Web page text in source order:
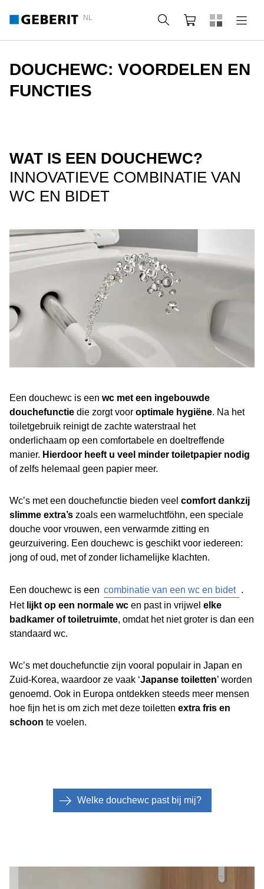
NL Zoeken Webshop
DOUCHEWC: VOORDELEN EN
FUNCTIES
WAT IS EEN DOUCHEWC?
INNOVATIEVE COMBINATIE VAN
WC EN BIDET
Een douchewc is een wc met een ingebouwde
douchefunctie die zorgt voor optimale hygiëne. Na het
toiletgebruik reinigt de zachte waterstraal het
onderlichaam op een comfortabele en doeltreffende
manier. Hierdoor heeft u veel minder toiletpapier nodig
of zelfs helemaal geen papier meer.
Wc’s met een douchefunctie bieden veel comfort dankzij
slimme extra’s zoals een warmeluchtföhn, een speciale
douche voor vrouwen, een verwarmde zitting en
geurzuivering. Een douchewc is geschikt voor iedereen:
jong of oud, met of zonder lichamelijke klachten.
Een douchewc is een combinatie van een wc en bidet .
Het lijkt op een normale wc en past in vrijwel elke
badkamer of toiletruimte, omdat het niet groter is dan een
standaard wc.
Wc’s met douchefunctie zijn vooral populair in Japan en
Zuid-Korea, waardoor ze vaak ‘Japanse toiletten’ worden
genoemd. Ook in Europa ontdekken steeds meer mensen
hoe fijn het is om zich met deze toiletten extra fris en
schoon te voelen.
Welke douchewc past bij mij?